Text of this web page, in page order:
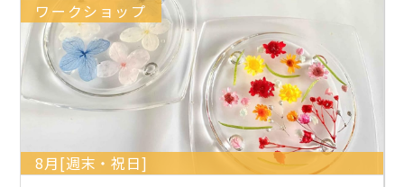
ワークショップ
8月[週末・祝日]